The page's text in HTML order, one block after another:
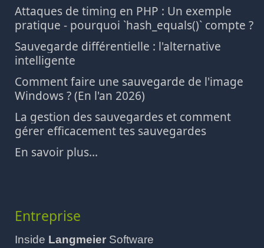
Attaques de timing en PHP : Un exemple
pratique - pourquoi `hash_equals()` compte ?
Sauvegarde différentielle : l'alternative
intelligente
Comment faire une sauvegarde de l'image
Windows ? (En l'an 2026)
La gestion des sauvegardes et comment
gérer efficacement tes sauvegardes
En savoir plus...
Entreprise
Inside Langmeier Software